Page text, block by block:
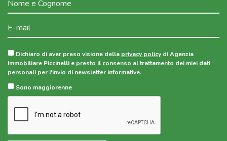
Dichiaro di aver preso visione della privacy policy di Agenzia
Immobiliare Piccinelli e presto il consenso al trattamento dei miei dati
personali per l'invio di newsletter informative.
Sono maggiorenne